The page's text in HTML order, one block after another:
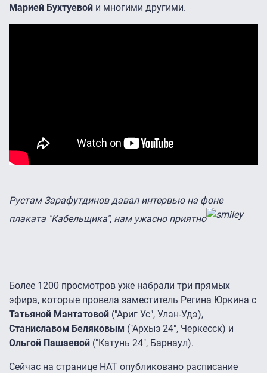
Марией Бухтуевой и многими другими.
Рустам Зарафутдинов давал интервью на фоне
плаката "Кабельщика", нам ужасно приятно
Более 1200 просмотров уже набрали три прямых
эфира, которые провела заместитель Регина Юркина с
Татьяной Мантатовой ("Ариг Ус", Улан-Удэ),
Станиславом Беляковым ("Архыз 24", Черкесск) и
Ольгой Пашаевой ("Катунь 24", Барнаул).
Сейчас на странице НАТ опубликовано расписание